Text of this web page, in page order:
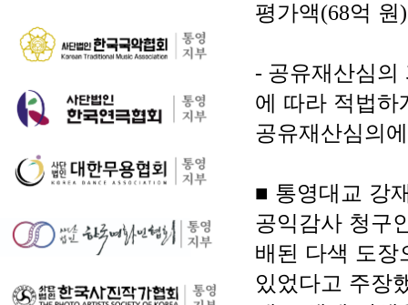
평가액(68억 원)
- 공유재산심의
에 따라 적법하
공유재산심의
■ 통영대교 강
공익감사 청구
배된 다색 도장
있었다고 주장